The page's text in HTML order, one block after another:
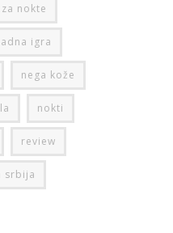
nokte
igra
nega kože
nokti
review
srbija